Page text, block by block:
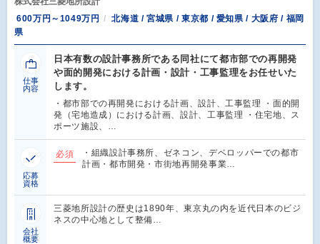
600万円～1049万円
北海道 / 宮城県 / 東京都 / 愛知県 / 大阪府 / 福岡
県
仕事
内容
日本有数の設計事務所である同社にて都市部での再開発
や面的開発における計画・設計・工事監理をお任せいた
します。
・都市部での再開発における計画、設計、工事監理 ・面的開
発（宅地造成）における計画、設計、工事監理 ・住宅地、ス
ポーツ施設、…
応募
資格
必須
・組織設計事務所、ゼネコン、デベロッパーでの都市
計画・都市開発・市街地再開発事業…
会社
概要
三菱地所設計の歴史は1890年、東京丸の内を近代日本のビジ
ネスの中心地として整備…